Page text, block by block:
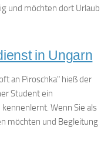
und möchten dort Urlaub
in Ungarn
an Piroschka" hieß der
Student ein
Wenn Sie als
möchten und Begleitung